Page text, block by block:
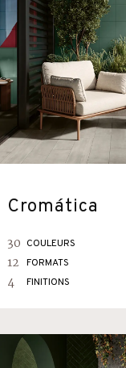
Cromática
30 COULEURS
12 FORMATS
4 FINITIONS